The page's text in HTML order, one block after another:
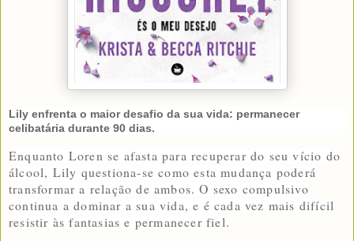
Lily enfrenta o maior desafio da sua vida: permanecer
celibatária durante 90 dias.
Enquanto Loren se afasta para recuperar do seu vício do
álcool, Lily questiona-se como esta mudança poderá
transformar a relação de ambos. O sexo compulsivo
continua a dominar a sua vida, e é cada vez mais difícil
resistir às fantasias e permanecer fiel.